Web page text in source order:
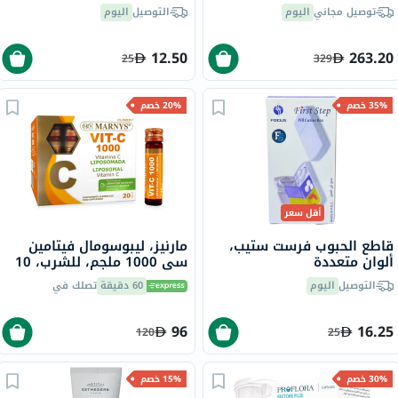
لدعم الهضم، حزمه من 60
توصيل مجاني اليوم
263.20
329
التوصيل اليوم
12.50
25
35% خصم
أقل سعر
قاطع الحبوب فرست ستيب،
ألوان متعددة
التوصيل اليوم
16.25
25
20% خصم
مارنيز، ليبوسومال فيتامين
سي 1000 ملجم، للشرب، 10
مل، 20 قطعة 60 دقيقة تصلك في
96
120
30% خصم 15% خصم